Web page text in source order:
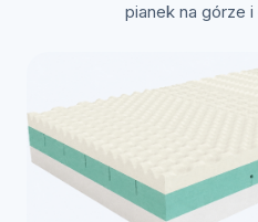
pianek na górze